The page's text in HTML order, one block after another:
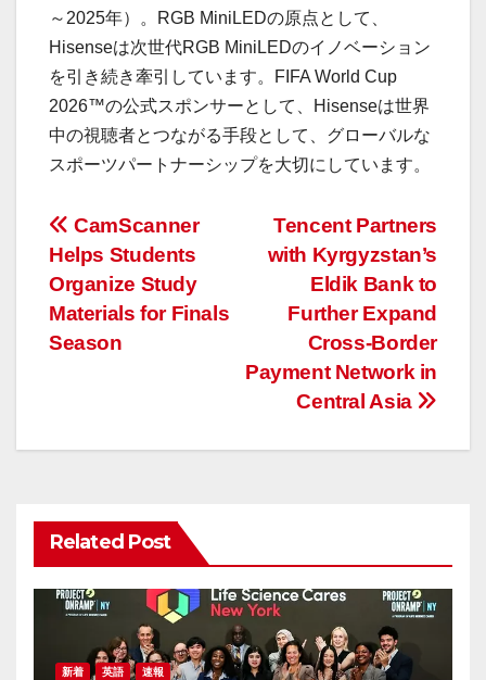
～2025年）。RGB MiniLEDの原点として、
Hisenseは次世代RGB MiniLEDのイノベーション
を引き続き牽引しています。FIFA World Cup
2026™の公式スポンサーとして、Hisenseは世界
中の視聴者とつながる手段として、グローバルな
スポーツパートナーシップを大切にしています。
投
稿
ナ
ー
ョ
ン
Tencent Partners
with Kyrgyzstan’s
Eldik Bank to
Further Expand
Cross-Border
Payment Network in
Central Asia
CamScanner
Helps Students
Organize Study
Materials for Finals
Season
Related Post
新着 英語 速報